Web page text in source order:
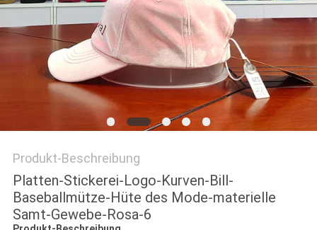
Produkt-Beschreibung
Platten-Stickerei-Logo-Kurven-Bill-
Baseballmütze-Hüte des Mode-materielle
Samt-Gewebe-Rosa-6